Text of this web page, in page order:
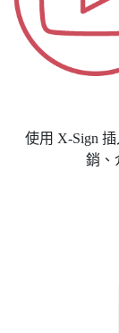
使用 X-Sign
銷、